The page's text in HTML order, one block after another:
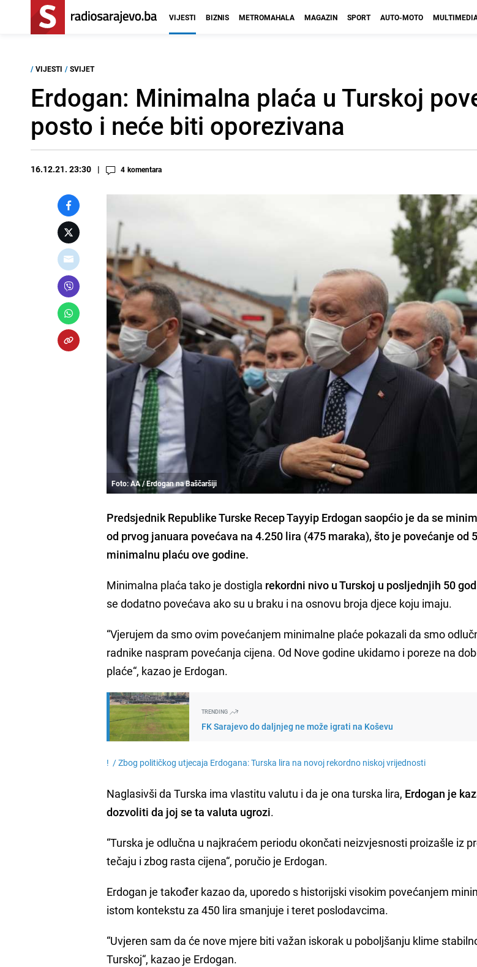
VIJESTI BIZNIS METROMAHALA MAGAZIN SPORT AUTO-MOTO
/ VIJESTI / SVIJET
Erdogan: Minimalna plaća u Turskoj
posto i neće biti oporezivana
16.12.21. 23:30 4 komentara
Foto: AA / Erdogan na Baščaršiji
Predsjednik Republike Turske Recep Tayyip Erdogan saopćio je da se
od prvog januara povećava na 4.250 lira (475 maraka), što je povećanje od
minimalnu plaću ove godine.
Minimalna plaća tako je dostigla rekordni nivo u Turskoj u posljednjih 50
se dodatno povećava ako su u braku i na osnovu broja djece koju imaju.
“Vjerujem da smo ovim povećanjem minimalne plaće pokazali da smo
radnike naspram povećanja cijena. Od Nove godine ukidamo i poreze na
plaće“, kazao je Erdogan.
TRENDING
FK Sarajevo do daljnjeg ne može igrati na Koševu
! /Zbog političkog utjecaja Erdogana: Turska lira na novoj rekordno niskoj vrijednosti
Naglasivši da Turska ima vlastitu valutu i da je ona turska lira, Erdogan je
dozvoliti da joj se ta valuta ugrozi.
“Turska je odlučna u najkraćem periodu okončati neizvjesnosti proizašle iz
tečaju i zbog rasta cijena“, poručio je Erdogan.
Erdogan je također kazao da, uporedo s historijski visokim povećanjem
istom kontekstu za 450 lira smanjuje i teret poslodavcima.
“Uvjeren sam da će nove mjere biti važan iskorak u poboljšanju klime
Turskoj“, kazao je Erdogan.